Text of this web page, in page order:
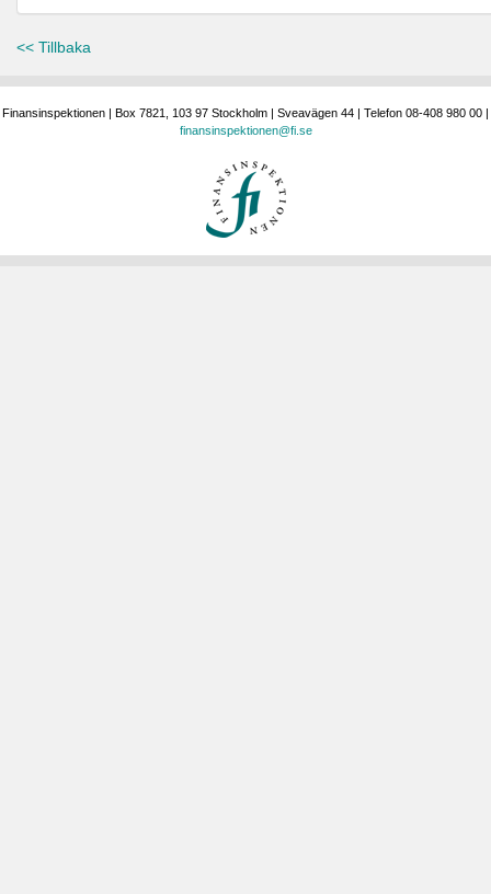
<< Tillbaka
Finansinspektionen | Box 7821, 103 97 Stockholm | Sveavägen 44 | Telefon 08-408 980 00 |
finansinspektionen@fi.se